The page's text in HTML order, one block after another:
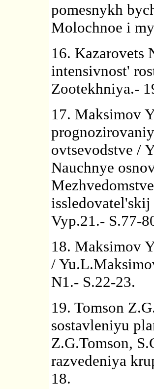
pomesnykh
Molochnoe i
16. Kazarovets
intensivnost'
Zootekhniya.-
17. Maksimov
ovtsevodstve /
Nauchnye
Vyp.21.- S.77-
18. Maksimov
/
N1.- S.22-23.
19. Tomson
sostavleniyu
Z.G.Tomson,
razvedeniya
18.